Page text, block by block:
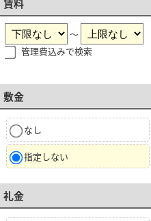
賃料
～
管理費込みで検索
敷金
なし
指定しない
礼金